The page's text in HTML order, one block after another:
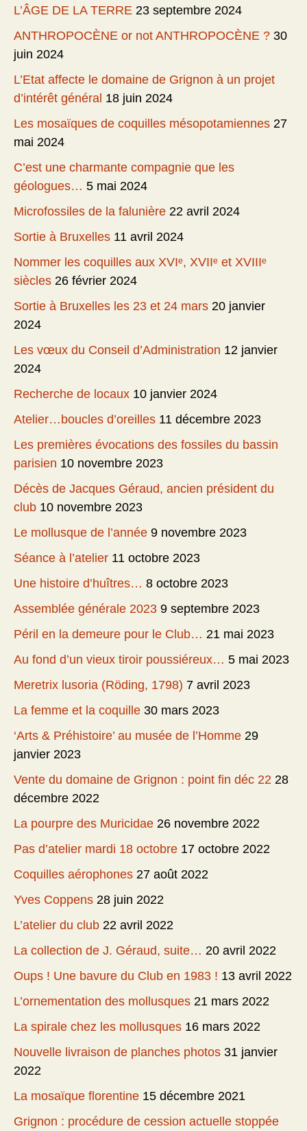
L’ÂGE DE LA TERRE 23 septembre 2024
ANTHROPOCÈNE or not ANTHROPOCÈNE ? 30
juin 2024
L’Etat affecte le domaine de Grignon à un projet
d’intérêt général 18 juin 2024
Les mosaïques de coquilles mésopotamiennes 27
mai 2024
C’est une charmante compagnie que les
géologues… 5 mai 2024
Microfossiles de la falunière 22 avril 2024
Sortie à Bruxelles 11 avril 2024
Nommer les coquilles aux XVIᵉ, XVIIᵉ et XVIIIᵉ
siècles 26 février 2024
Sortie à Bruxelles les 23 et 24 mars 20 janvier
2024
Les vœux du Conseil d’Administration 12 janvier
2024
Recherche de locaux 10 janvier 2024
Atelier…boucles d’oreilles 11 décembre 2023
Les premières évocations des fossiles du bassin
parisien 10 novembre 2023
Décès de Jacques Géraud, ancien président du
club 10 novembre 2023
Le mollusque de l’année 9 novembre 2023
Séance à l’atelier 11 octobre 2023
Une histoire d’huîtres… 8 octobre 2023
Assemblée générale 2023 9 septembre 2023
Péril en la demeure pour le Club… 21 mai 2023
Au fond d’un vieux tiroir poussiéreux… 5 mai 2023
Meretrix lusoria (Röding, 1798) 7 avril 2023
La femme et la coquille 30 mars 2023
‘Arts & Préhistoire’ au musée de l’Homme 29
janvier 2023
Vente du domaine de Grignon : point fin déc 22 28
décembre 2022
La pourpre des Muricidae 26 novembre 2022
Pas d’atelier mardi 18 octobre 17 octobre 2022
Coquilles aérophones 27 août 2022
Yves Coppens 28 juin 2022
L’atelier du club 22 avril 2022
La collection de J. Géraud, suite… 20 avril 2022
Oups ! Une bavure du Club en 1983 ! 13 avril 2022
L’ornementation des mollusques 21 mars 2022
La spirale chez les mollusques 16 mars 2022
Nouvelle livraison de planches photos 31 janvier
2022
La mosaïque florentine 15 décembre 2021
Grignon : procédure de cession actuelle stoppée